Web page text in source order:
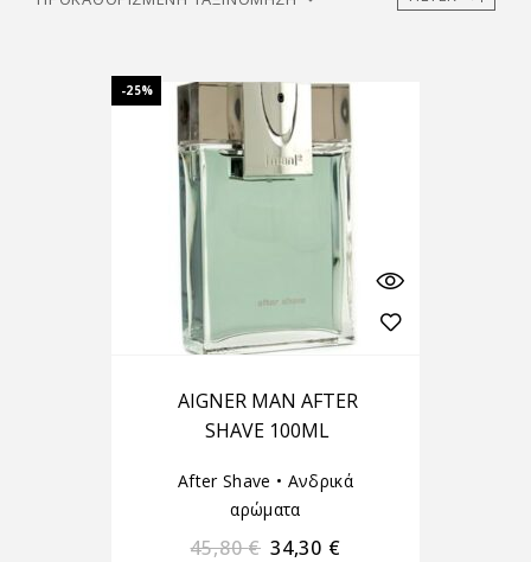
-25%
AIGNER MAN AFTER
SHAVE 100ML
After Shave • Ανδρικά
αρώματα
45,80€ 34,30 €